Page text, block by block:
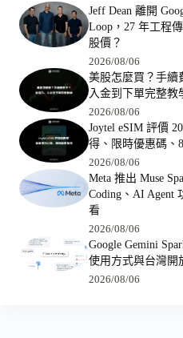
Jeff Dean 離開
Loop，27 年工程
股價？
2026/08/06
美股怎麼買？手續
入金到下單完整教
2026/08/06
Joytel eSIM 評價
得、限時優惠碼、
2026/08/06
Meta 推出 Muse
Coding、AI Agent
看
2026/08/06
Google Gemini
使用方式與台灣開
2026/08/06